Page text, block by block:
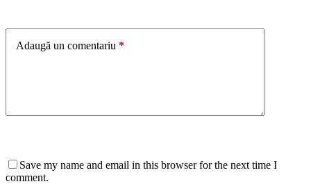
Adaugă un comentariu *
Save my name and email in this browser for the next time I
comment.